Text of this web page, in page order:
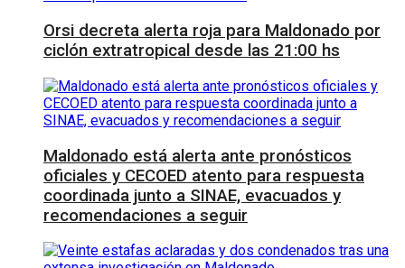
Orsi decreta alerta roja para Maldonado por
ciclón extratropical desde las 21:00 hs
Maldonado está alerta ante pronósticos
oficiales y CECOED atento para respuesta
coordinada junto a SINAE, evacuados y
recomendaciones a seguir